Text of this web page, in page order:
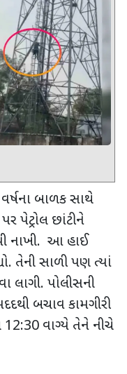
બાળક સાથે
પેટ્રોલ છાંટીને
નાખી. આ હાઈ
તેની સાળી પણ ત્યાં
પોલીસની
બચાવ કામગીરી
12:30 વાગ્યે તેને નીચે